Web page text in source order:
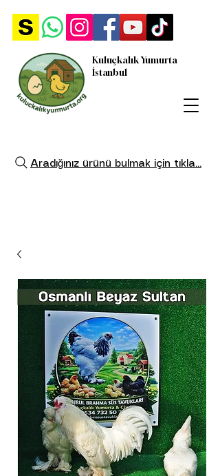
Kuluçkalık Yumurta
İstanbul
Aradığınız ürünü bulmak için tıkla...